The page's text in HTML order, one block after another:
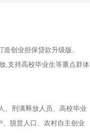
创业担保贷款升级版。
,支持高校毕业生等重点群体
刑满释放人员、高校毕业
脱贫人口、农村自主创业